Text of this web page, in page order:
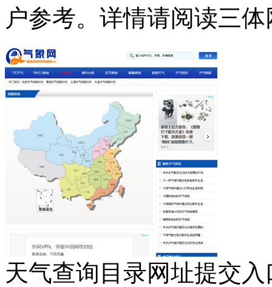
户参考。详情请阅读三
天气查询目录网址提交入